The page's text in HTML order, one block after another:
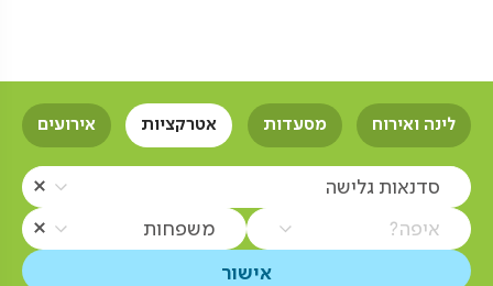
לינה ואירוח מסעדות אטרקציות אירועים
סדנאות גלישה
איפה? משפחות